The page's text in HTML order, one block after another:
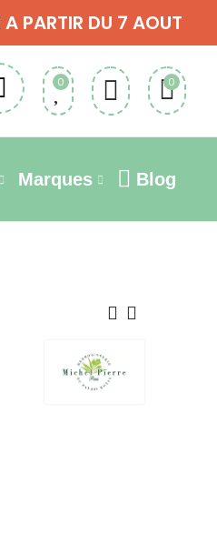
A PARTIR DU 7 AOUT
0 0
Marques Blog